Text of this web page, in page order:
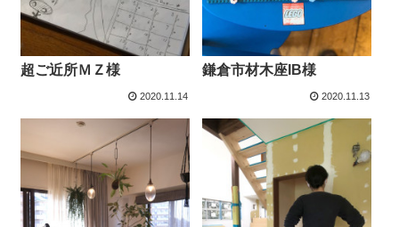
超ご近所ＭＺ様
2020.11.14
鎌倉市材木座IB様
2020.11.13